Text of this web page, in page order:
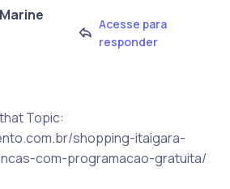
Acesse para
responder
Topic:
shopping-itaigara-
com-programacao-gratuita/